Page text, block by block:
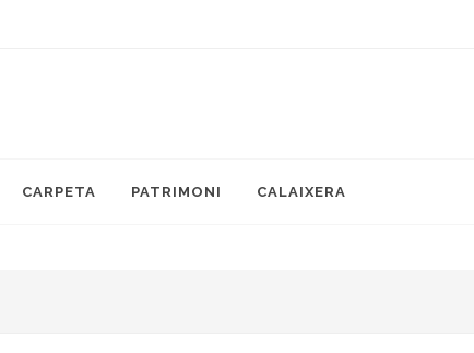
CARPETA PATRIMONI CALAIXERA